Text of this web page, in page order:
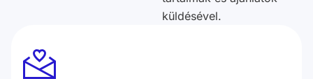
küldésével.